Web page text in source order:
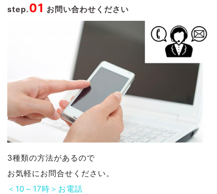
step.01 お問い合わせください
3種類の方法があるので
お気軽にお問合せください。
＜10～17時＞お電話